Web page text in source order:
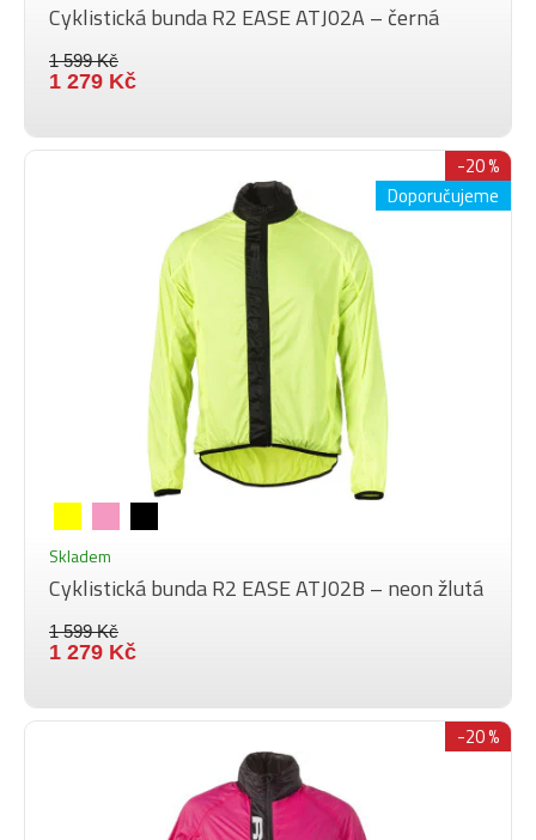
Cyklistická bunda R2 EASE ATJ02A – černá
1 599 Kč
1 279 Kč
Doporučujeme
-20 %
Skladem
Cyklistická bunda R2 EASE ATJ02B – neon žlutá
1 599 Kč
1 279 Kč
-20 %